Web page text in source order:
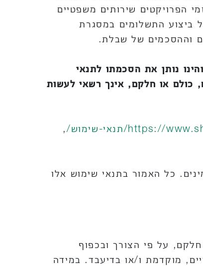
הפרויקטים שירותים משפטיים
ביצוע התשלומים במסגרת
וההסכמים של שבלת.
נותן את הסכמתו לתנאי
כולם או חלקם, אינך רשאי לעשות
https:// תנאי-שימוש/ ,
כל האמור בתנאי שימוש אלו
על פי הצורך ובכפוף
מוקדמת ו/או בדיעבד. במידה